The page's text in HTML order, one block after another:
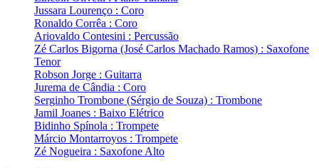
Jussara Lourenço : Coro
Ronaldo Corrêa : Coro
Ariovaldo Contesini : Percussão
Zé Carlos Bigorna (José Carlos Machado Ramos) : Saxofone
Tenor
Robson Jorge : Guitarra
Jurema de Cândia : Coro
Serginho Trombone (Sérgio de Souza) : Trombone
Jamil Joanes : Baixo Elétrico
Bidinho Spínola : Trompete
Márcio Montarroyos : Trompete
Zé Nogueira : Saxofone Alto